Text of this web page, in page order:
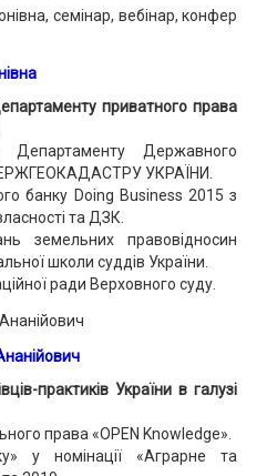
приватного права
Департаменту Державного
УКРАЇНИ.
банку Doing Business 2015 з
та ДЗК.
земельних правовідносин
школи суддів України.
ради Верховного суду.
практиків України в галузі
права «OPEN Knowledge».
у номінації «Аграрне та